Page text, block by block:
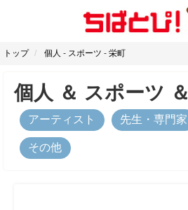
トップ 個人 - スポーツ - 栄町
個人 ＆ スポーツ ＆
アーティスト 先生・専門家
その他